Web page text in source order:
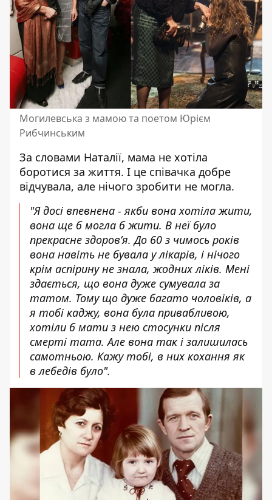
Могилевська з мамою та поетом Юрієм
Рибчинським
За словами Наталії, мама не хотіла
боротися за життя. І це співачка добре
відчувала, але нічого зробити не могла.
"Я досі впевнена - якби вона хотіла жити,
вона ще б могла б жити. В неї було
прекрасне здоров’я. До 60 з чимось років
вона навіть не бувала у лікарів, і нічого
крім аспірину не знала, жодних ліків. Мені
здається, що вона дуже сумувала за
татом. Тому що дуже багато чоловіків, а
я тобі каджу, вона була привабливою,
хотіли б мати з нею стосунки після
смерті тата. Але вона так і залишилась
самотньою. Кажу тобі, в них кохання як
в лебедів було".